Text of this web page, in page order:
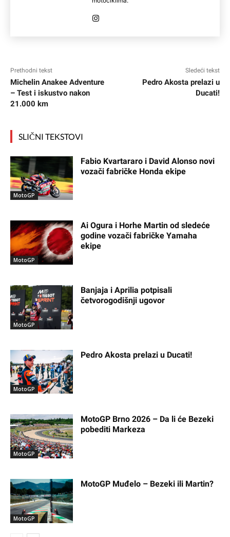
Prethodni tekst
Michelin Anakee Adventure
– Test i iskustvo nakon
21.000 km
Sledeći tekst
Pedro Akosta prelazi u
Ducati!
SLIČNI TEKSTOVI
MotoGP
Fabio Kvartararo i David Alonso novi
vozači fabričke Honda ekipe
MotoGP
Ai Ogura i Horhe Martin od sledeće
godine vozači fabričke Yamaha
ekipe
MotoGP
Banjaja i Aprilia potpisali
četvorogodišnji ugovor
MotoGP
Pedro Akosta prelazi u Ducati!
MotoGP
MotoGP Brno 2026 – Da li će Bezeki
pobediti Markeza
MotoGP
MotoGP Muđelo – Bezeki ili Martin?